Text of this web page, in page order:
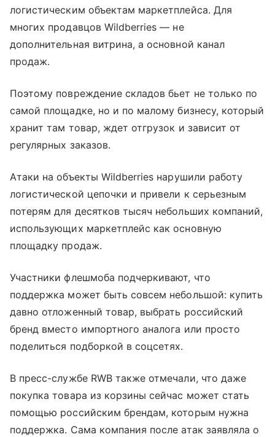
логистическим объектам маркетплейса. Для
многих продавцов Wildberries — не
дополнительная витрина, а основной канал
продаж.
Поэтому повреждение складов бьет не только по
самой площадке, но и по малому бизнесу, который
хранит там товар, ждет отгрузок и зависит от
регулярных заказов.
Атаки на объекты Wildberries нарушили работу
логистической цепочки и привели к серьезным
потерям для десятков тысяч небольших компаний,
использующих маркетплейс как основную
площадку продаж.
Участники флешмоба подчеркивают, что
поддержка может быть совсем небольшой: купить
давно отложенный товар, выбрать российский
бренд вместо импортного аналога или просто
поделиться подборкой в соцсетях.
В пресс-службе RWB также отмечали, что даже
покупка товара из корзины сейчас может стать
помощью российским брендам, которым нужна
поддержка. Сама компания после атак заявляла о